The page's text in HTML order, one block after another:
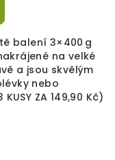
balení 3×400 g
na velké
a jsou skvělým
nebo
ZA 149,90 Kč)